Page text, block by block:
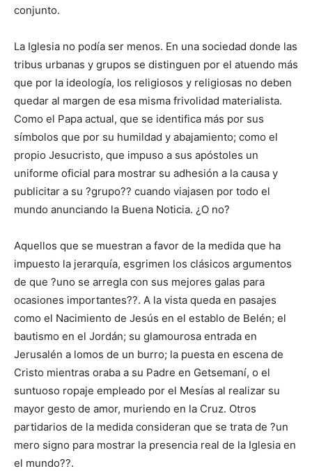
conjunto.
La Iglesia no podía ser menos. En una sociedad donde las
tribus urbanas y grupos se distinguen por el atuendo más
que por la ideología, los religiosos y religiosas no deben
quedar al margen de esa misma frivolidad materialista.
Como el Papa actual, que se identifica más por sus
símbolos que por su humildad y abajamiento; como el
propio Jesucristo, que impuso a sus apóstoles un
uniforme oficial para mostrar su adhesión a la causa y
publicitar a su ?grupo?? cuando viajasen por todo el
mundo anunciando la Buena Noticia. ¿O no?
Aquellos que se muestran a favor de la medida que ha
impuesto la jerarquía, esgrimen los clásicos argumentos
de que ?uno se arregla con sus mejores galas para
ocasiones importantes??. A la vista queda en pasajes
como el Nacimiento de Jesús en el establo de Belén; el
bautismo en el Jordán; su glamourosa entrada en
Jerusalén a lomos de un burro; la puesta en escena de
Cristo mientras oraba a su Padre en Getsemaní, o el
suntuoso ropaje empleado por el Mesías al realizar su
mayor gesto de amor, muriendo en la Cruz. Otros
partidarios de la medida consideran que se trata de ?un
mero signo para mostrar la presencia real de la Iglesia en
el mundo??.